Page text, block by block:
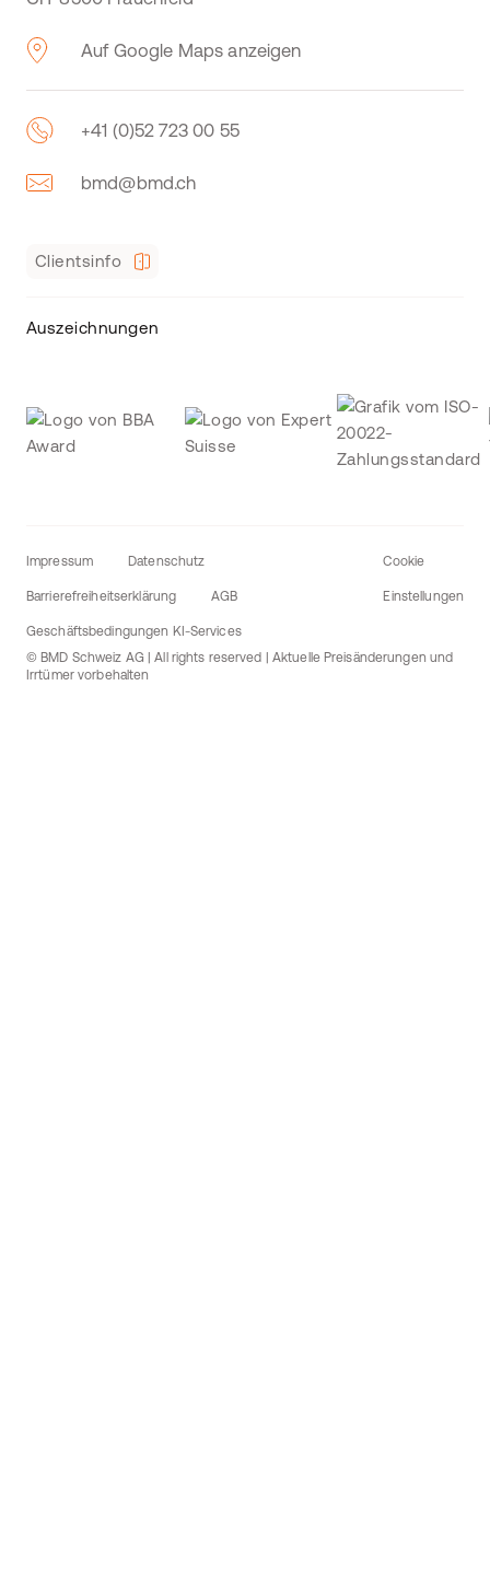
Auf Google Maps anzeigen
+41 (0)52 723 00 55
bmd@bmd.ch
Clientsinfo
Auszeichnungen
Impressum Datenschutz
Barrierefreiheitserklärung AGB
Geschäftsbedingungen KI-Services
Cookie
Einstellungen
© BMD Schweiz AG | All rights reserved | Aktuelle Preisänderungen und
Irrtümer vorbehalten